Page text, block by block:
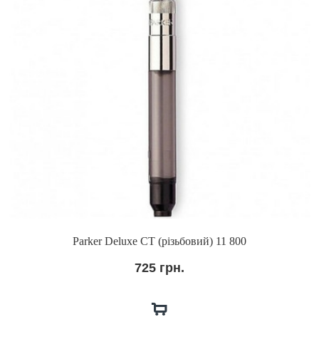
Parker Deluxe CT (різьбовий) 11 800
725 грн.